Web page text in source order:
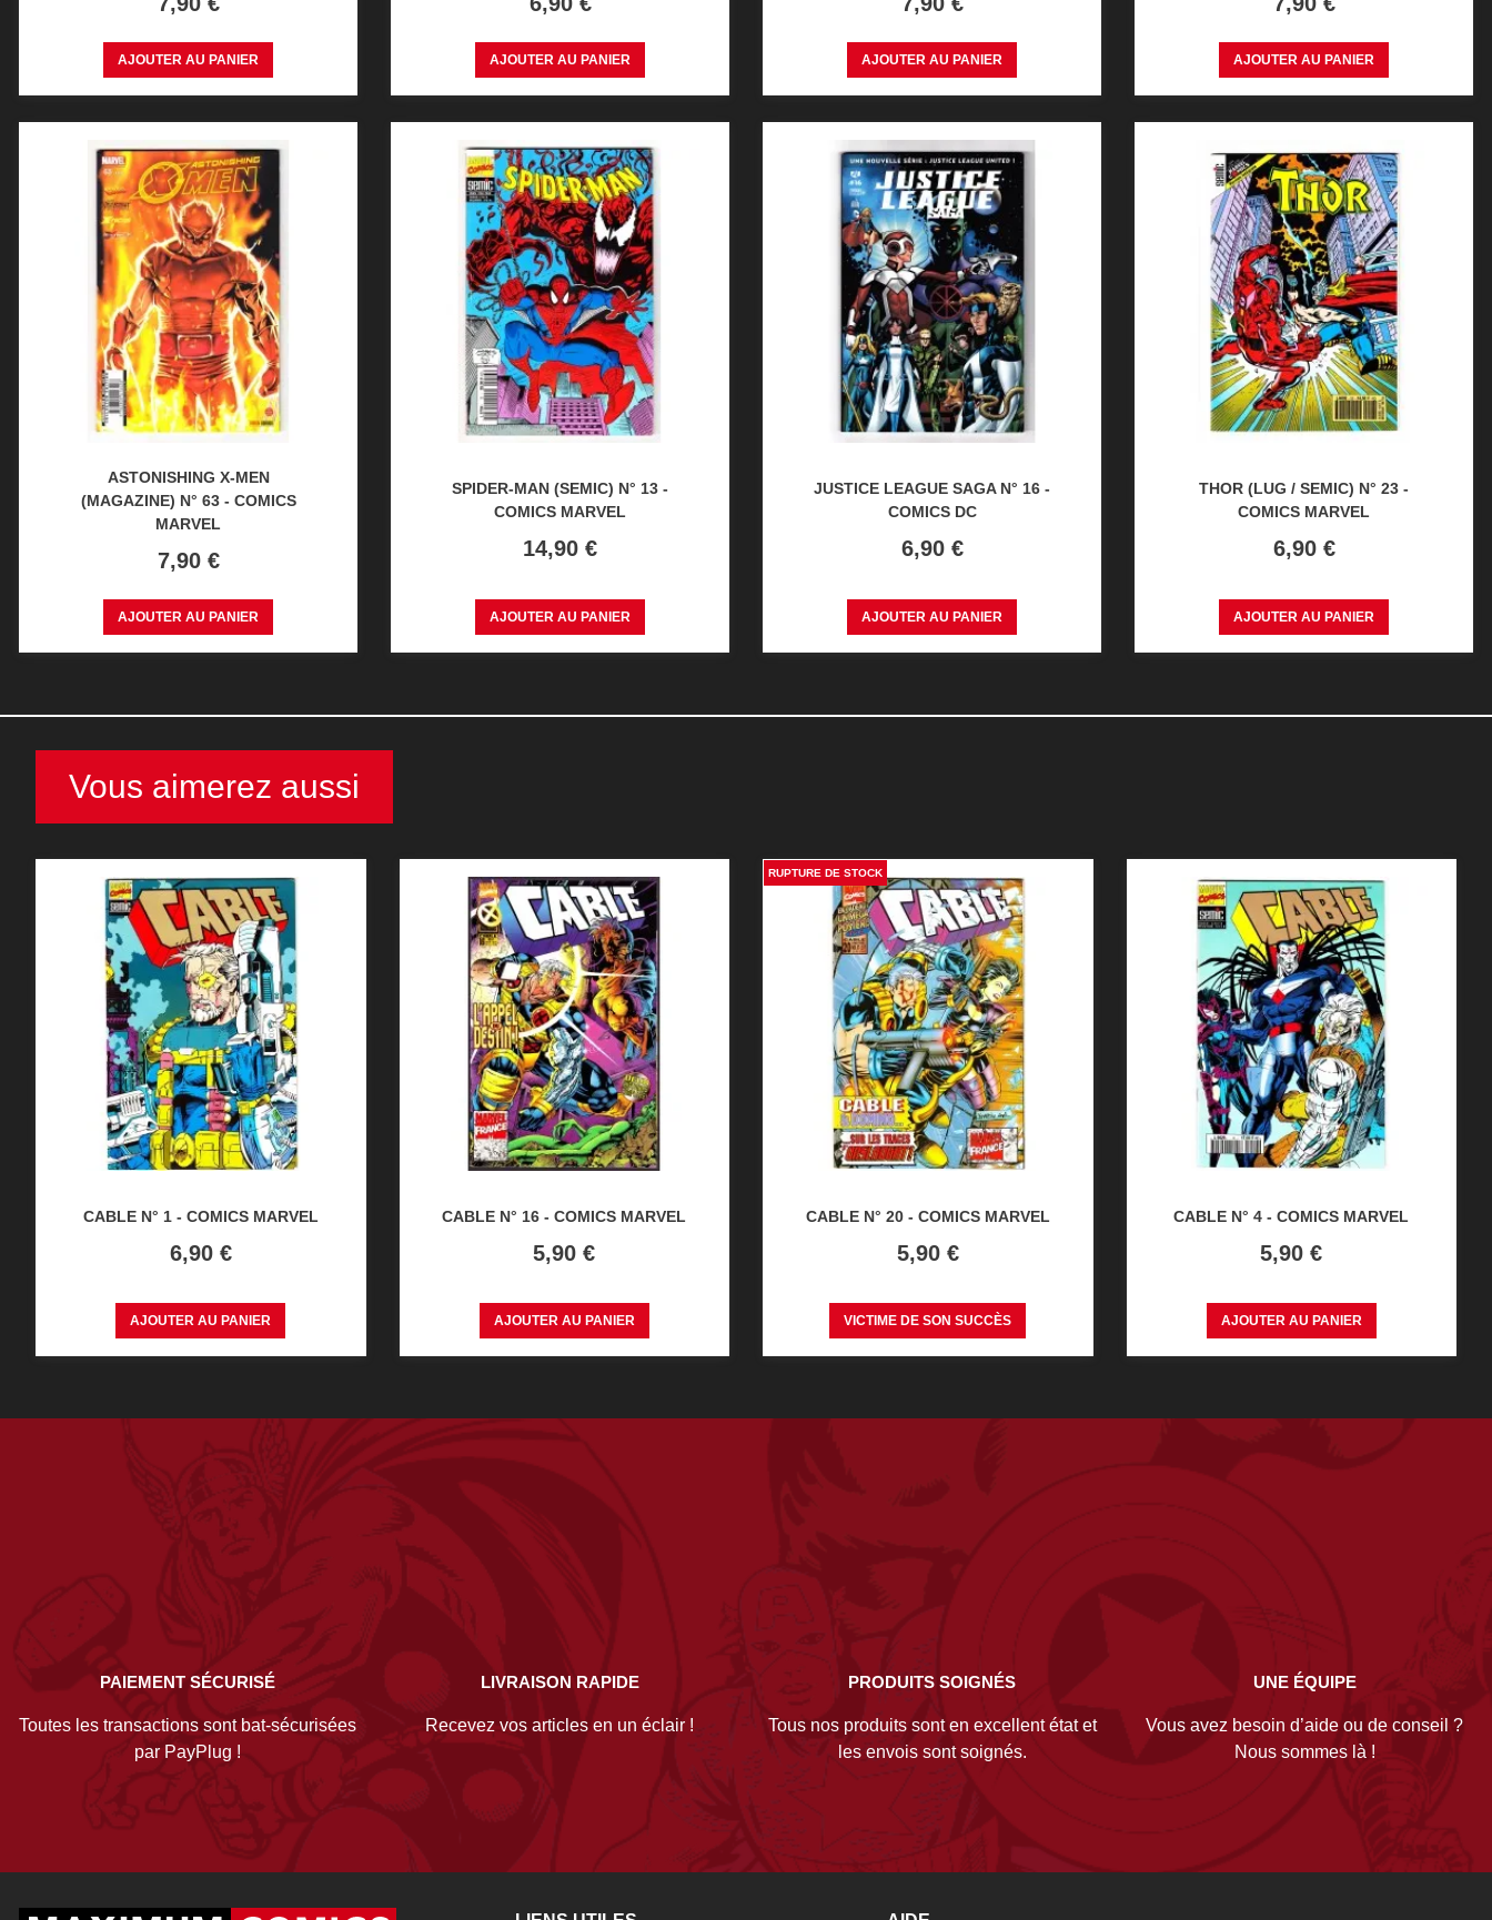
AJOUTER AU PANIER AJOUTER AU PANIER AJOUTER AU PANIER AJOUTER AU PANIER
ASTONISHING X-MEN
(MAGAZINE) N° 63 - COMICS
MARVEL
Prix
7,90 €
AJOUTER AU PANIER
SPIDER-MAN (SEMIC) N° 13 -
COMICS MARVEL
Prix
14,90 €
AJOUTER AU PANIER
JUSTICE LEAGUE SAGA N° 16 -
COMICS DC
Prix
6,90 €
AJOUTER AU PANIER
THOR (LUG / SEMIC) N° 23 -
COMICS MARVEL
Prix
6,90 €
AJOUTER AU PANIER
Vous aimerez aussi
CABLE N° 1 - COMICS MARVEL
Prix
6,90 €
AJOUTER AU PANIER
CABLE N° 16 - COMICS MARVEL
Prix
5,90 €
AJOUTER AU PANIER
CABLE N° 20 - COMICS MARVEL
Prix
5,90 €
VICTIME DE SON SUCCÈS
RUPTURE DE STOCK
CABLE N° 4 - COMICS MARVEL
Prix
5,90 €
AJOUTER AU PANIER
PAIEMENT SÉCURISÉ
Toutes les transactions sont bat-sécurisées
par PayPlug !
LIVRAISON RAPIDE
Recevez vos articles en un éclair !
PRODUITS SOIGNÉS
Tous nos produits sont en excellent état et
les envois sont soignés.
UNE ÉQUIPE
Vous avez besoin d’aide ou de conseil ?
Nous sommes là !